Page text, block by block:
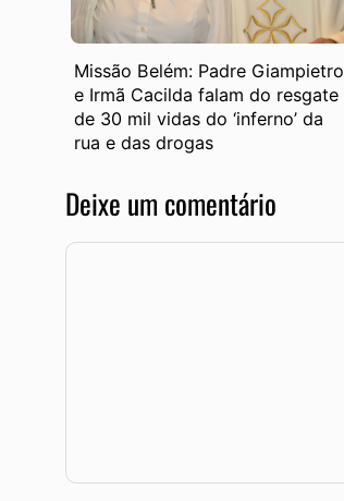
Missão Belém: Padre Giampietro
e Irmã Cacilda falam do resgate
de 30 mil vidas do ‘inferno’ da
rua e das drogas
Deixe um comentário
Comentário